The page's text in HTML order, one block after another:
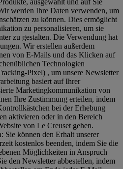
werden Ihre Daten verwenden, um
zu können. Dies ermöglicht
zu personalisieren, um sie
zu gestalten. Die Verwendung hat
Wir erstellen außerdem
von E-Mails und das Klicken auf
Technologien
Pixel) , um unsere Newsletter
basiert auf Ihrer
Marketingkommunikation von
Ihre Zustimmung erteilen, indem
bei der Erhebung
aktivieren oder in den Bereich
von Le Creuset gehen.
Sie können den Erhalt unserer
kostenlos beenden, indem Sie die
Möglichkeiten in Anspruch
den Newsletter abbestellen, indem